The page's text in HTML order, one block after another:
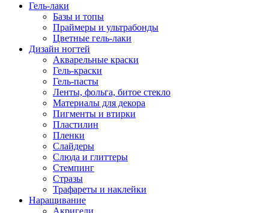
Гель-лаки
Базы и топы
Праймеры и ультрабонды
Цветные гель-лаки
Дизайн ногтей
Акварельные краски
Гель-краски
Гель-пасты
Ленты, фольга, битое стекло
Материалы для декора
Пигменты и втирки
Пластилин
Пленки
Слайдеры
Слюда и глиттеры
Стемпинг
Стразы
Трафареты и наклейки
Наращивание